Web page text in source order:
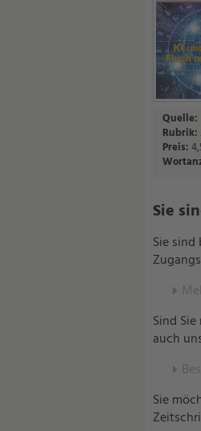
Quelle:
Rubrik:
Preis:
Sie
Sie
Sind
auch
Sie